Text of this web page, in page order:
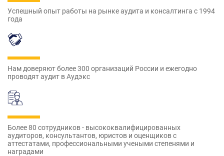
Успешный опыт работы на рынке аудита и консалтинга с 1994
года
Нам доверяют более 300 организаций России и ежегодно
проводят аудит в Аудэкс
Более 80 сотрудников - высококвалифицированных
аудиторов, консультантов, юристов и оценщиков с
аттестатами, профессиональными учеными степенями и
наградами